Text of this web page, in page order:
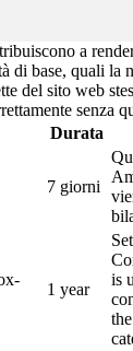
a
di base, quali la
del sito web
senza
Durata
7 giorni
1 year
is